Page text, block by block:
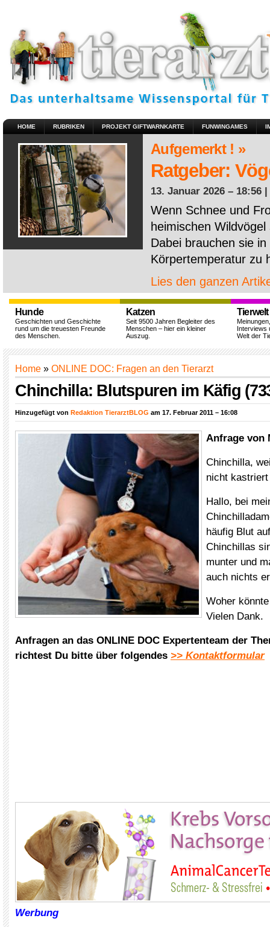
HOME RUBRIKEN PROJEKT GIFTWARNKARTE FUNWINGAMES
Aufgemerkt ! »
Ratgeber:
13. Januar 2026 – 18:56 |
Wenn Schnee und
heimischen
Dabei brauchen sie
Körpertemperatur zu
Lies den ganzen
Hunde
Geschichten und Geschichte
rund um die treuesten Freunde
des Menschen.
Katzen
Seit 9500 Jahren Begleiter des
Menschen – hier ein kleiner
Auszug.
Tierwelt
Interviews
Welt der
Home » ONLINE DOC: Fragen an den Tierarzt
Chinchilla: Blutspuren im Käfig
Hinzugefügt von Redaktion TierarztBLOG am 17. Februar 2011 – 16:08
Anfrage von
Chinchilla,
nicht kastriert
Hallo, bei
häufig Blut
Chinchillas
munter und
auch nichts
Woher
Vielen Dank.
Anfragen an das ONLINE DOC Expertenteam der
richtest Du bitte über folgendes >> Kontaktformular
Werbung